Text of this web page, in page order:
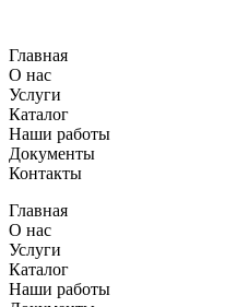
содержимому
Главная
О нас
Услуги
Каталог
Наши работы
Документы
Контакты
Главная
О нас
Услуги
Каталог
Наши работы